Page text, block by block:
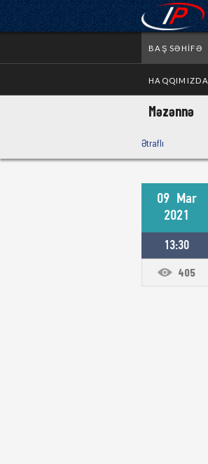
BAŞ SƏHIFƏ
HAQQIMIZDA
Məzənnə
Ətraflı
09 Mar
2021
13:30
405